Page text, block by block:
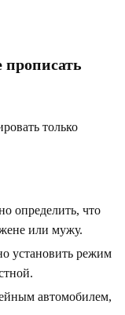
только
определить, что
или мужу.
установить режим
автомобилем,